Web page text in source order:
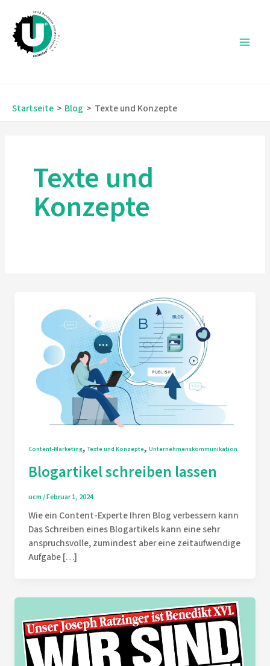
Inhalt
springen
Startseite Blog Texte und Konzepte
Texte und
Konzepte
Content-Marketing,Texte und Konzepte,Unternehmenskommunikation
Blogartikel schreiben lassen
ucm/Februar 1, 2024
Wie ein Content-Experte Ihren Blog verbessern kann
Das Schreiben eines Blogartikels kann eine sehr
anspruchsvolle, zumindest aber eine zeitaufwendige
Aufgabe […]